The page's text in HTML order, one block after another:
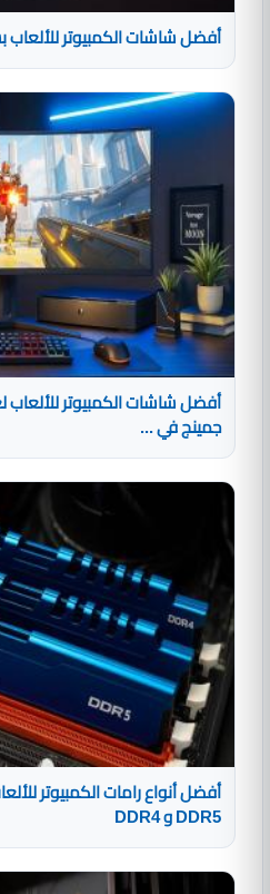
أفضل شاشات الكمبيوتر للألعاب
جمينج في ...
DDR5 و DDR4